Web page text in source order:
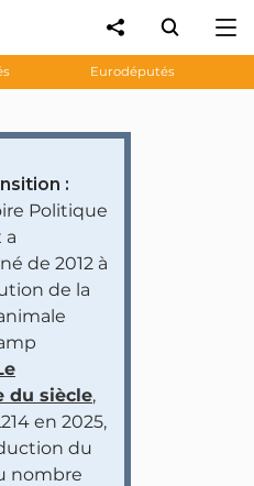
Eurodéputés
:
Politique
a
de 2012 à
de la
du siècle,
en 2025,
du
nombre